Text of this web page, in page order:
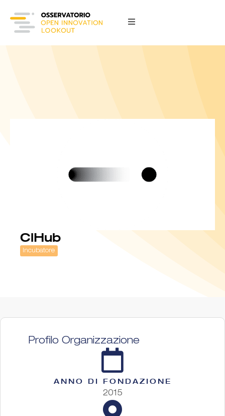
ClHub
Incubatore
Profilo Organizzazione
ANNO DI FONDAZIONE
2015